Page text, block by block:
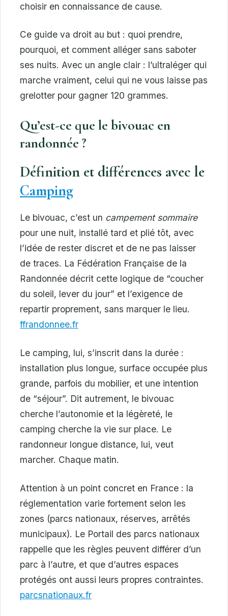
choisir en connaissance de cause.
Ce guide va droit au but : quoi prendre,
pourquoi, et comment alléger sans saboter
ses nuits. Avec un angle clair : l’ultraléger qui
marche vraiment, celui qui ne vous laisse pas
grelotter pour gagner 120 grammes.
Qu’est-ce que le bivouac en
randonnée ?
Définition et différences avec le
Camping
Le bivouac, c’est un campement sommaire
pour une nuit, installé tard et plié tôt, avec
l’idée de rester discret et de ne pas laisser
de traces. La Fédération Française de la
Randonnée décrit cette logique de “coucher
du soleil, lever du jour” et l’exigence de
repartir proprement, sans marquer le lieu.
ffrandonnee.fr
Le camping, lui, s’inscrit dans la durée :
installation plus longue, surface occupée plus
grande, parfois du mobilier, et une intention
de “séjour”. Dit autrement, le bivouac
cherche l’autonomie et la légèreté, le
camping cherche la vie sur place. Le
randonneur longue distance, lui, veut
marcher. Chaque matin.
Attention à un point concret en France : la
réglementation varie fortement selon les
zones (parcs nationaux, réserves, arrêtés
municipaux). Le Portail des parcs nationaux
rappelle que les règles peuvent différer d’un
parc à l’autre, et que d’autres espaces
protégés ont aussi leurs propres contraintes.
parcsnationaux.fr